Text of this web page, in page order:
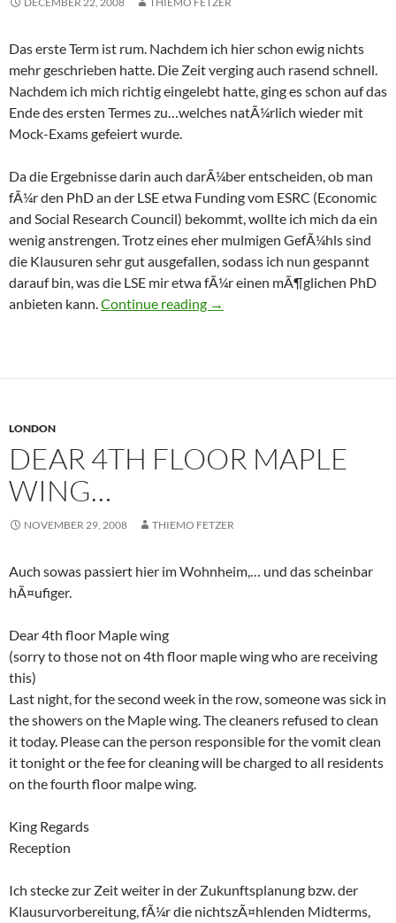
Das erste Term ist rum. Nachdem ich hier schon ewig nichts
mehr geschrieben hatte. Die Zeit verging auch rasend schnell.
Nachdem ich mich richtig eingelebt hatte, ging es schon auf das
Ende des ersten Termes zu…welches natÃ¼rlich wieder mit
Mock-Exams gefeiert wurde.
Da die Ergebnisse darin auch darÃ¼ber entscheiden, ob man
fÃ¼r den PhD an der LSE etwa Funding vom ESRC (Economic
and Social Research Council) bekommt, wollte ich mich da ein
wenig anstrengen. Trotz eines eher mulmigen GefÃ¼hls sind
die Klausuren sehr gut ausgefallen, sodass ich nun gespannt
darauf bin, was die LSE mir etwa fÃ¼r einen mÃ¶glichen PhD
anbieten kann.Continue reading Ein paar Bilder und ein kurzes
→
LONDON
DEAR 4TH FLOOR MAPLE
WING…
NOVEMBER 29, 2008 THIEMO FETZER
Auch sowas passiert hier im Wohnheim,… und das scheinbar
hÃ¤ufiger.
Dear 4th floor Maple wing
(sorry to those not on 4th floor maple wing who are receiving
this)
Last night, for the second week in the row, someone was sick in
the showers on the Maple wing. The cleaners refused to clean
it today. Please can the person responsible for the vomit clean
it tonight or the fee for cleaning will be charged to all residents
on the fourth floor malpe wing.
King Regards
Reception
Ich stecke zur Zeit weiter in der Zukunftsplanung bzw. der
Klausurvorbereitung, fÃ¼r die nichtszÃ¤hlenden Midterms,